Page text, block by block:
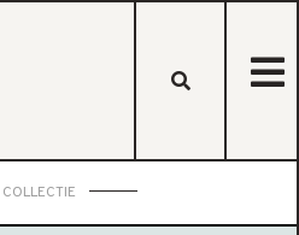
COLLECTIE